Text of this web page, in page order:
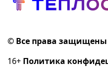
© Все права защищены
16+ Политика